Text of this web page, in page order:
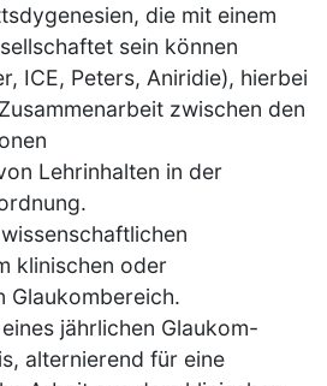
die mit einem
sein können
ICE, Peters, Aniridie), hierbei
zwischen den
Lehrinhalten in der
klinischen oder
Glaukombereich.
jährlichen Glaukom-
alternierend für eine